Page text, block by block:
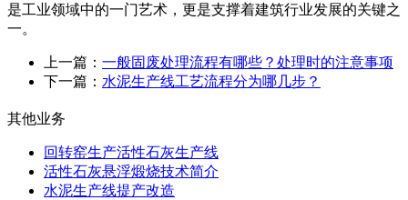
是工业领域中的一门艺术，更是支撑着建筑行业发展的关键之
一。
上一篇： 一般固废处理流程有哪些？处理时的注意事项
下一篇： 水泥生产线工艺流程分为哪几步？
其他业务
回转窑生产活性石灰生产线
活性石灰悬浮煅烧技术简介
水泥生产线提产改造